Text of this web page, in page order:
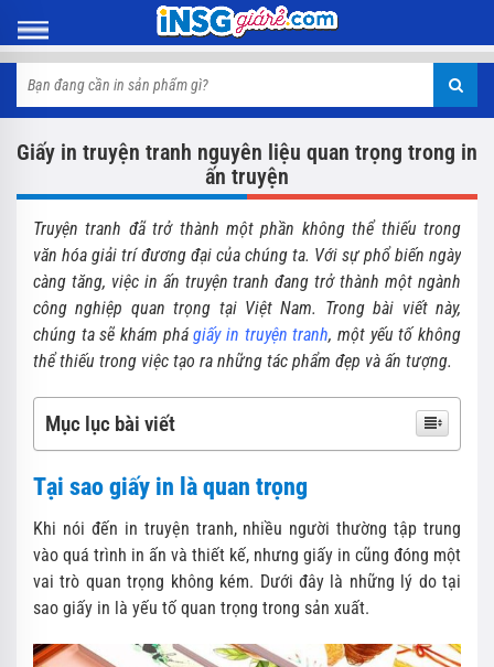
Giấy in truyện tranh nguyên liệu quan trọng trong in
ấn truyện
Truyện tranh đã trở thành một phần không thể thiếu trong
văn hóa giải trí đương đại của chúng ta. Với sự phổ biến ngày
càng tăng, việc in ấn truyện tranh đang trở thành một ngành
công nghiệp quan trọng tại Việt Nam. Trong bài viết này,
chúng ta sẽ khám phágiấy in truyện tranh, một yếu tố không
thể thiếu trong việc tạo ra những tác phẩm đẹp và ấn tượng.
Mục lục bài viết
Tại sao giấy in là quan trọng
Khi nói đến in truyện tranh, nhiều người thường tập trung
vào quá trình in ấn và thiết kế, nhưng giấy in cũng đóng một
vai trò quan trọng không kém. Dưới đây là những lý do tại
sao giấy in là yếu tố quan trọng trong sản xuất.